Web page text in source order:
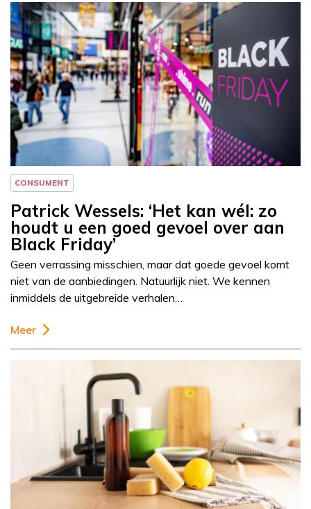
Column
Patrick Wessels
CONSUMENT
Patrick Wessels: ‘Het kan wél: zo
houdt u een goed gevoel over aan
Black Friday’
Geen verrassing misschien, maar dat goede gevoel komt
niet van de aanbiedingen. Natuurlijk niet. We kennen
inmiddels de uitgebreide verhalen…
Meer
Column
Patrick Wessels